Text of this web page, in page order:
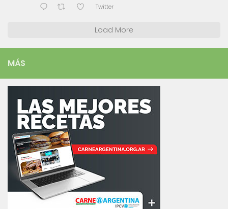
Twitter
Load More
MÁS